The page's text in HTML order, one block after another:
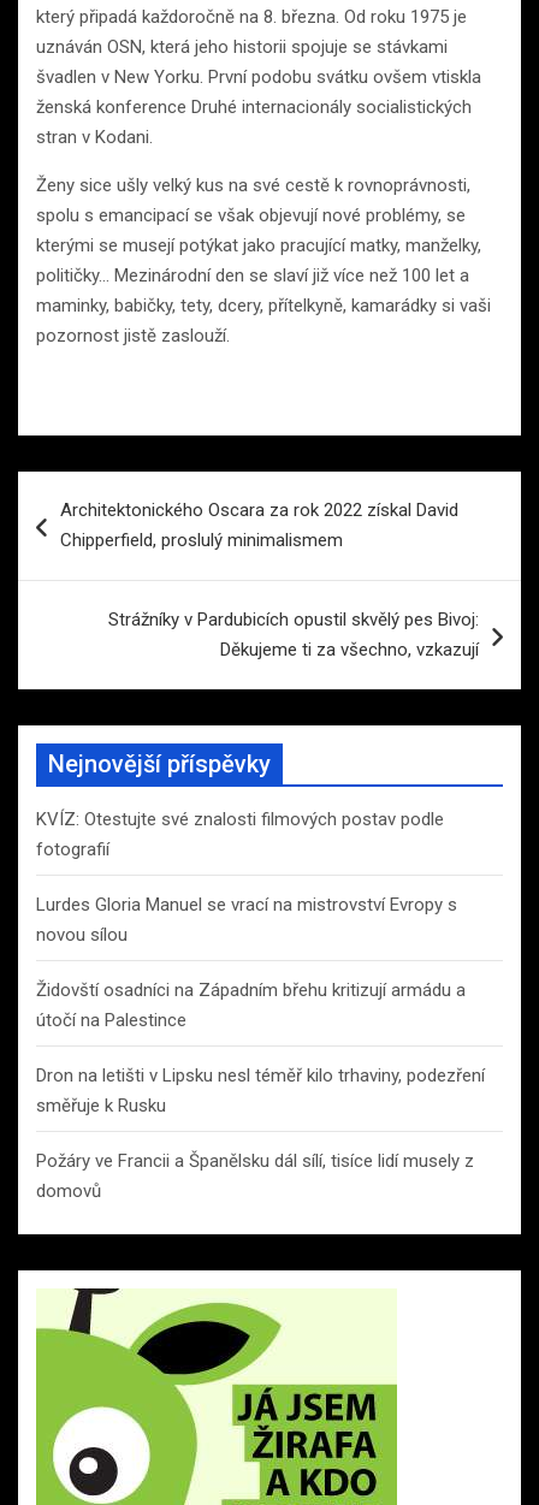
který připadá každoročně na 8. března. Od roku 1975 je
uznáván OSN, která jeho historii spojuje se stávkami
švadlen v New Yorku. První podobu svátku ovšem vtiskla
ženská konference Druhé internacionály socialistických
stran v Kodani.
Ženy sice ušly velký kus na své cestě k rovnoprávnosti,
spolu s emancipací se však objevují nové problémy, se
kterými se musejí potýkat jako pracující matky, manželky,
političky… Mezinárodní den se slaví již více než 100 let a
maminky, babičky, tety, dcery, přítelkyně, kamarádky si vaši
pozornost jistě zaslouží.
proArchitektonického Oscara za rok 2022 získal David
Chipperfield, proslulý minimalismem
Strážníky v Pardubicích opustil skvělý pes Bivoj:
Děkujeme ti za všechno, vzkazují
Nejnovější příspěvky
KVÍZ: Otestujte své znalosti filmových postav podle
fotografií
Lurdes Gloria Manuel se vrací na mistrovství Evropy s
novou sílou
Židovští osadníci na Západním břehu kritizují armádu a
útočí na Palestince
Dron na letišti v Lipsku nesl téměř kilo trhaviny, podezření
směřuje k Rusku
Požáry ve Francii a Španělsku dál sílí, tisíce lidí musely z
domovů